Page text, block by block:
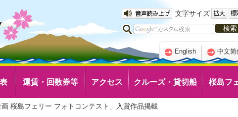
文字サイズ
English 中文简
運賃・回数券等 アクセス クルーズ・貸切船 桜島フ
桜島フェリー フォトコンテスト」入賞作品掲載